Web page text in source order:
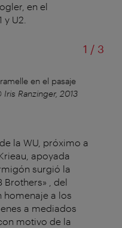
en el
U2.
1 /de
3
en el pasaje
Iris Ranzinger, 2013
la WU, próximo a
apoyada
surgió la
Brothers» , del
homenaje a los
a mediados
motivo de la